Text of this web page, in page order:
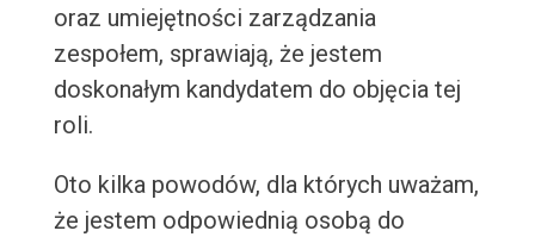
oraz umiejętności zarządzania
zespołem, sprawiają, że jestem
doskonałym kandydatem do objęcia tej
roli.
Oto kilka powodów, dla których uważam,
że jestem odpowiednią osobą do